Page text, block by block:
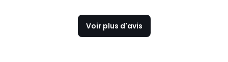
Voir plus d'avis